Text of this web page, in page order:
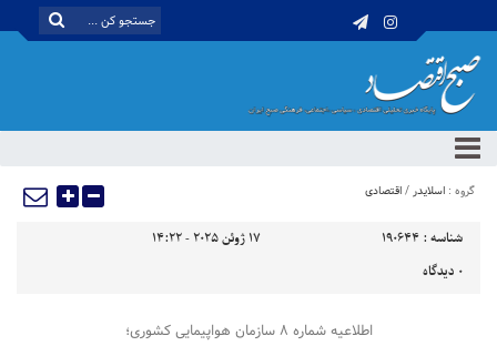
گروه : اسلایدر/اقتصادی
شناسه : 190644
17 ژوئن 2025 - 14:22
0 دیدگاه
اطلاعیه شماره ۸ سازمان هواپیمایی کشوری؛